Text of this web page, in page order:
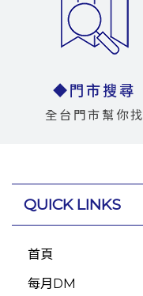
◆門市搜尋
全台門市幫你找
QUICK LINKS
首頁
每月DM